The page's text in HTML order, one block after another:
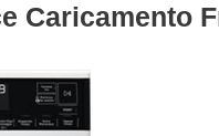
Caricamento